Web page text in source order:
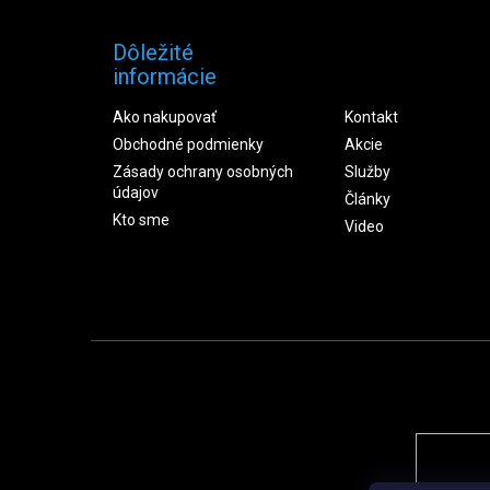
Dôležité
informácie
Ako nakupovať
Obchodné podmienky
Zásady ochrany osobných
údajov
Kto sme
Kontakt
Akcie
Služby
Články
Video